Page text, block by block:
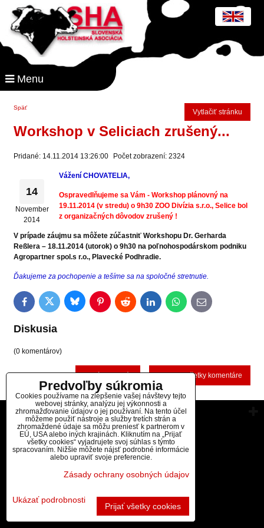
Menu
Späť
Vytlačiť stránku
Workshop v Seliciach zrušený...
Pridané: 14.11.2014 13:26:00 Počet zobrazení: 2324
14
November
2014
Vážení CHOVATELIA,
Ospravedlňujeme sa Vám - Workshop plánovný na
19.11.2014 (v stredu) o 9h30 ZOO Divízia s.r.o., Selice bol
z organizačných dôvodov zrušený !
V prípade záujmu sa môžete zúčastniť Workshopu Dr. Gerharda
Reßlera – 18.11.2014 (utorok) o 9h30 na poľnohospodárskom podniku
Agropartner spol.s r.o., Plavecké Podhradie.
Ďakujeme za pochopenie a tešíme sa na spoločné stretnutie.
FacebookTwitter Bluesky PinterestReddit LinkedIn WhatsAppE-
mail
Diskusia
(0 komentárov)
Zobraziť všetky komentáre
Nový komentár
Vytvorené pomocou:BiznisWeb.sk
Predvoľby súkromia
Cookies používame na zlepšenie vašej návštevy tejto
webovej stránky, analýzu jej výkonnosti a
zhromažďovanie údajov o jej používaní. Na tento účel
môžeme použiť nástroje a služby tretích strán a
zhromaždené údaje sa môžu preniesť k partnerom v
EÚ, USA alebo iných krajinách. Kliknutím na „Prijať
všetky cookies“ vyjadrujete svoj súhlas s týmto
spracovaním. Nižšie môžete nájsť podrobné informácie
alebo upraviť svoje preferencie.
Zásady ochrany osobných údajov
Ukázať podrobnosti
Prijať všetky cookies